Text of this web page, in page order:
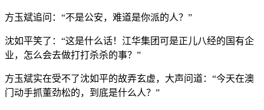
方玉斌追问：“不是公安，难道是你派的人？”
沈如平笑了：“这是什么话！江华集团可是正儿八经的国有企
业，怎么会去做打打杀杀的事？”
方玉斌实在受不了沈如平的故弄玄虚，大声问道：“今天在澳
门动手抓董劲松的，到底是什么人？”